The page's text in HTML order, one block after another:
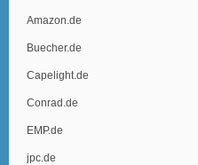
Amazon.de
Buecher.de
Capelight.de
Conrad.de
EMP.de
jpc.de